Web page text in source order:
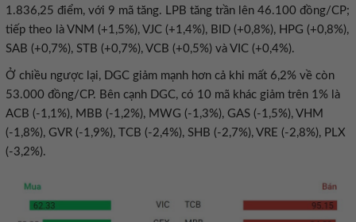
1.836,25 điểm, với 9 mã tăng. LPB tăng trần lên 46.100 đồng/CP;
tiếp theo là VNM (+1,5%), VJC (+1,4%), BID (+0,8%), HPG (+0,8%),
SAB (+0,7%), STB (+0,7%), VCB (+0,5%) và VIC (+0,4%).
Ở chiều ngược lại, DGC giảm mạnh hơn cả khi mất 6,2% về còn
53.000 đồng/CP. Bên cạnh DGC, có 10 mã khác giảm trên 1% là
ACB (-1,1%), MBB (-1,2%), MWG (-1,3%), GAS (-1,5%), VHM
(-1,8%), GVR (-1,9%), TCB (-2,4%), SHB (-2,7%), VRE (-2,8%), PLX
(-3,2%).